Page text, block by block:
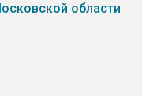
области